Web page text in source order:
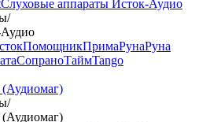
Слуховые аппараты Исток-Аудио
/
ПомощникПримаРунаРуна
СопраноТаймTango
/